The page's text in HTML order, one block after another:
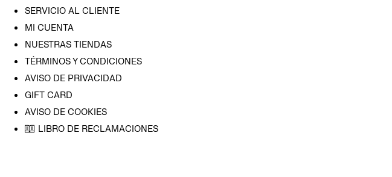
SERVICIO AL CLIENTE
MI CUENTA
NUESTRAS TIENDAS
TÉRMINOS Y CONDICIONES
AVISO DE PRIVACIDAD
GIFT CARD
AVISO DE COOKIES
LIBRO DE RECLAMACIONES